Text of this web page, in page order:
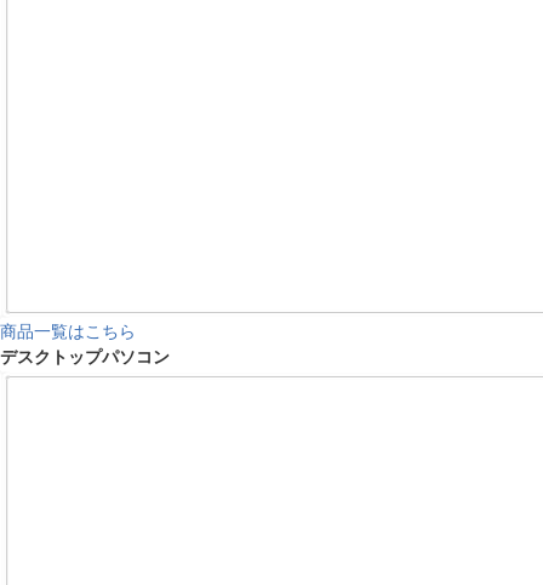
商品一覧はこちら
デスクトップパソコン